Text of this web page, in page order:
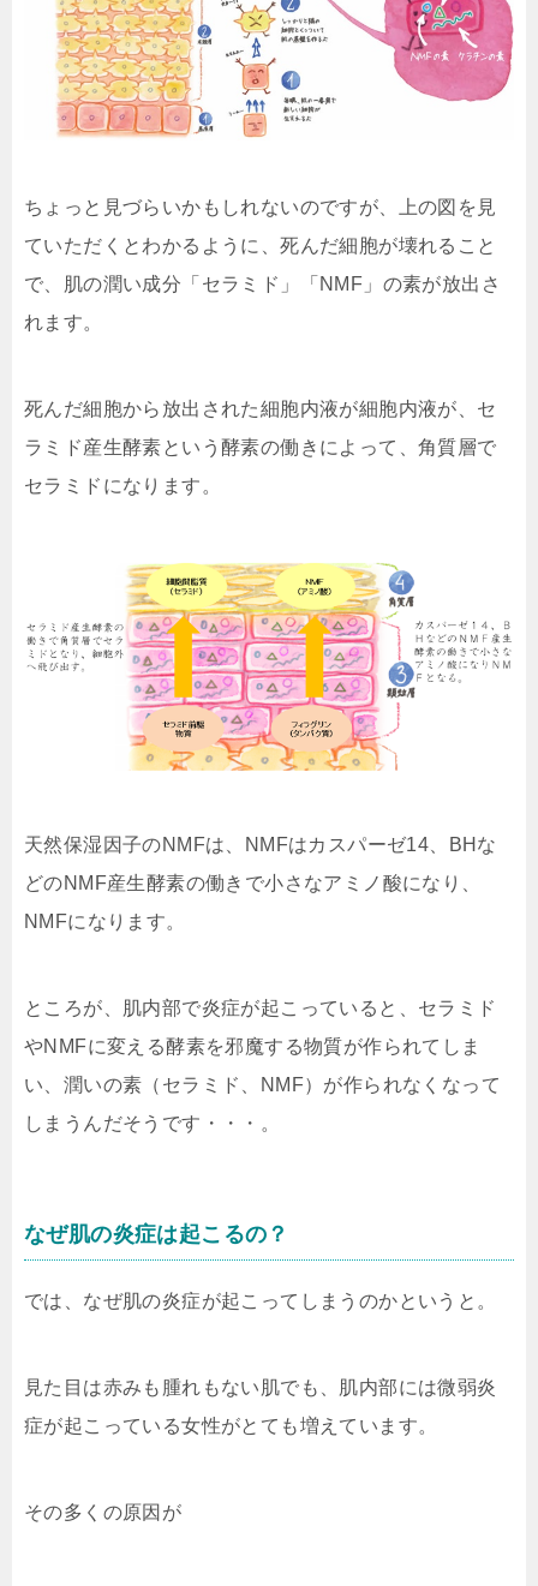
ちょっと見づらいかもしれないのですが、上の図を見
ていただくとわかるように、死んだ細胞が壊れること
で、肌の潤い成分 「セラミド」「NMF」の素が放出 さ
れます。
死んだ細胞から放出された細胞内液が細胞内液が、 セ
ラミド産生酵素という酵素の働き によって、角質層で
セラミドになります。
天然保湿因子のNMFは、NMFはカスパーゼ14、BHな
どのNMF産生酵素の働きで小さなアミノ酸になり、
NMFになります。
ところが、肌内部で炎症が起こっていると、 セラミド
やNMFに変える酵素を邪魔する物質が作られてしま
い、潤いの素（セラミド、NMF）が作られなくなって
しまうんだそうです・・・。
なぜ肌の炎症は起こるの？
では、なぜ肌の炎症が起こってしまうのかというと。
見た目は赤みも腫れもない肌でも、肌内部には微弱炎
症が起こっている女性がとても増えています。
その多くの原因が